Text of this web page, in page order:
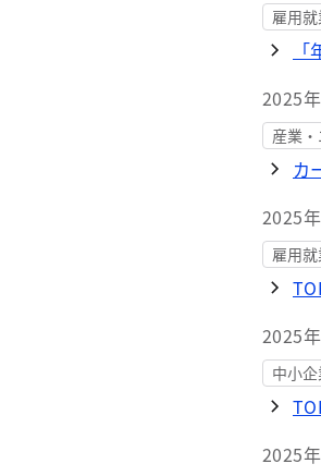
雇用就
2025
産業
カ
2025
雇用就
2025
中小
2025